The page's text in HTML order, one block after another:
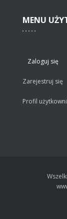
MENU
Zaloguj się
Zarejestruj się
Profil